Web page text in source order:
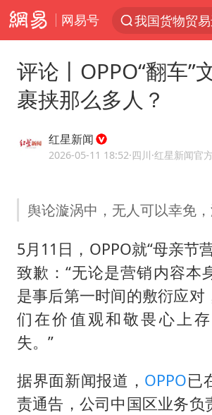
网易号
A股三大股指
“新疆阿勒泰
江苏发布台
评论丨OPPO“翻车”
裹挟那么多人？
红星新闻
2026-05-11 18:52·四川·红星新闻官
舆论漩涡中，无人可以幸免
5月11日，OPPO就“母亲节
致歉：“无论是营销内容本
是事后第一时间的敷衍应对
们在价值观和敬畏心上
失。”
据界面新闻报道， OPPO已
责通告，公司中国区业务负